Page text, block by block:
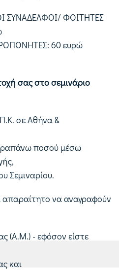
ΣΥΝΑΔΕΛΦΟΙ/ ΦΟΙΤΗΤΕΣ
60 ευρώ
σας στο σεμινάριο
σε Αθήνα &
ποσού μέσω
Σεμιναρίου.
απαραίτητο να αναγραφούν
(Α.Μ.) - εφόσον είστε
και